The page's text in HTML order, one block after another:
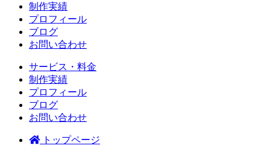
制作実績
プロフィール
ブログ
お問い合わせ
サービス・料金
制作実績
プロフィール
ブログ
お問い合わせ
トップページ